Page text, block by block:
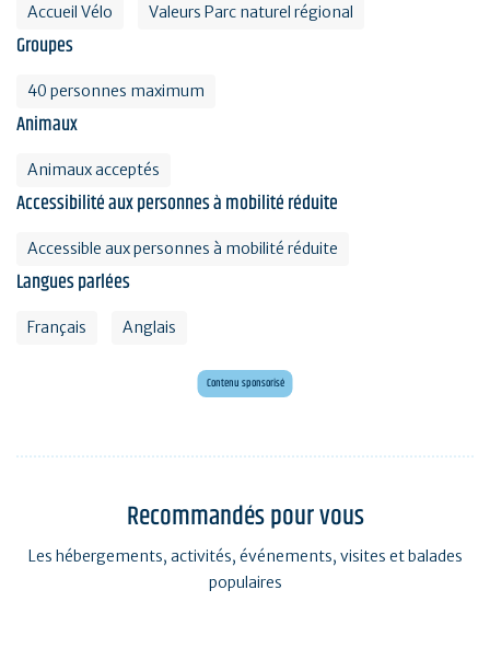
Accueil Vélo Valeurs Parc naturel régional
Groupes
40 personnes maximum
Animaux
Animaux acceptés
Accessibilité aux personnes à mobilité réduite
Accessible aux personnes à mobilité réduite
Langues parlées
Français Anglais
Contenu sponsorisé
Voyagez en Préhistoire !
Recommandés pour vous
Les hébergements, activités, événements, visites et balades
populaires